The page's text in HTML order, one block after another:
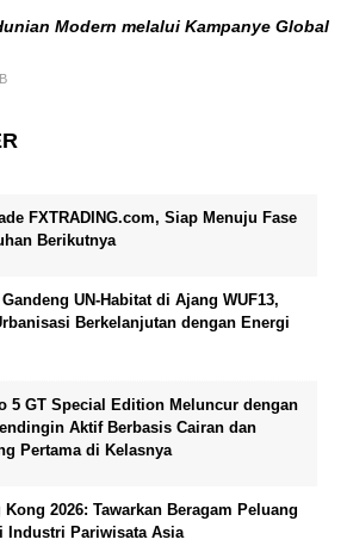
Modern melalui Kampanye Global
FXTRADING.com, Siap Menuju Fase
Berikutnya
Gandeng UN-Habitat di Ajang WUF13,
Berkelanjutan dengan Energi
5 GT Special Edition Meluncur dengan
Aktif Berbasis Cairan dan
Pertama di Kelasnya
Kong 2026: Tawarkan Beragam Peluang
Industri Pariwisata Asia